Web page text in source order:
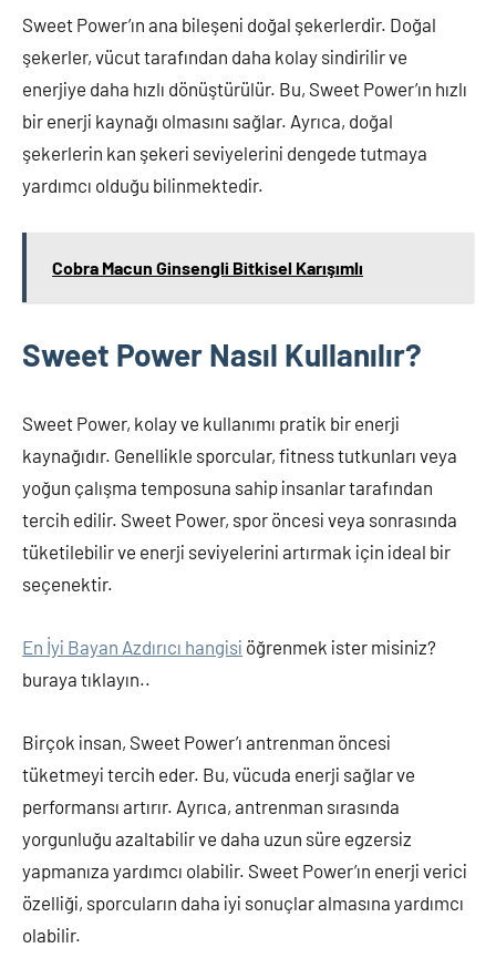
Sweet Power’ın ana bileşeni doğal şekerlerdir. Doğal
şekerler, vücut tarafından daha kolay sindirilir ve
enerjiye daha hızlı dönüştürülür. Bu, Sweet Power’ın hızlı
bir enerji kaynağı olmasını sağlar. Ayrıca, doğal
şekerlerin kan şekeri seviyelerini dengede tutmaya
yardımcı olduğu bilinmektedir.
Cobra Macun Ginsengli Bitkisel Karışımlı
Sweet Power Nasıl Kullanılır?
Sweet Power, kolay ve kullanımı pratik bir enerji
kaynağıdır. Genellikle sporcular, fitness tutkunları veya
yoğun çalışma temposuna sahip insanlar tarafından
tercih edilir. Sweet Power, spor öncesi veya sonrasında
tüketilebilir ve enerji seviyelerini artırmak için ideal bir
seçenektir.
En İyi Bayan Azdırıcı hangisi öğrenmek ister misiniz?
buraya tıklayın..
Birçok insan, Sweet Power’ı antrenman öncesi
tüketmeyi tercih eder. Bu, vücuda enerji sağlar ve
performansı artırır. Ayrıca, antrenman sırasında
yorgunluğu azaltabilir ve daha uzun süre egzersiz
yapmanıza yardımcı olabilir. Sweet Power’ın enerji verici
özelliği, sporcuların daha iyi sonuçlar almasına yardımcı
olabilir.